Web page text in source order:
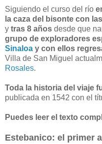
Siguiendo el curso del río
la caza del bisonte con
y tras 8 años desde que
grupo de exploradores
Sinaloa y con ellos
Villa de San Miguel
Rosales.
Toda la historia del viaje
publicada en 1542 con el
Puedes leer el texto
Estebanico: el primer